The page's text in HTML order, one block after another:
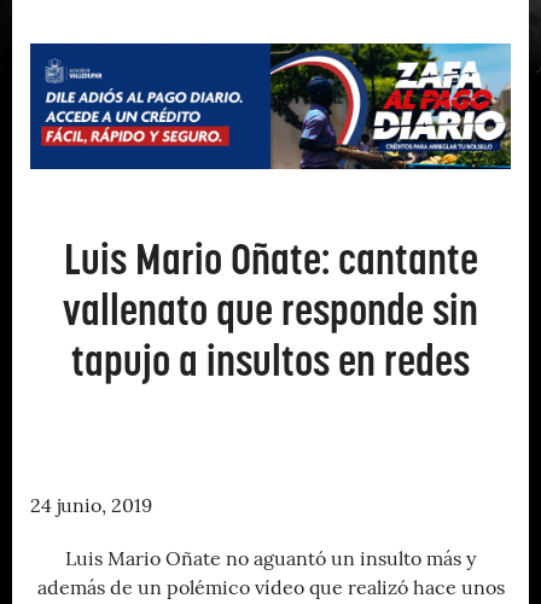
Luis Mario Oñate: cantante
vallenato que responde sin
tapujo a insultos en redes
24 junio, 2019
Luis Mario Oñate no aguantó un insulto más y
además de un polémico vídeo que realizó hace unos